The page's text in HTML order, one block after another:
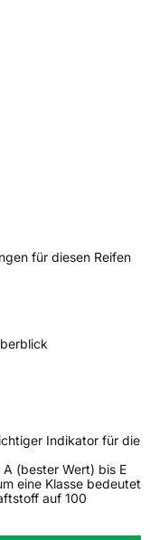
für diesen Reifen
Indikator für die
(bester Wert) bis E
eine Klasse bedeutet
auf 100